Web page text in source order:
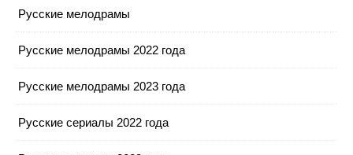
Русские мелодрамы
Русские мелодрамы 2022 года
Русские мелодрамы 2023 года
Русские сериалы 2022 года